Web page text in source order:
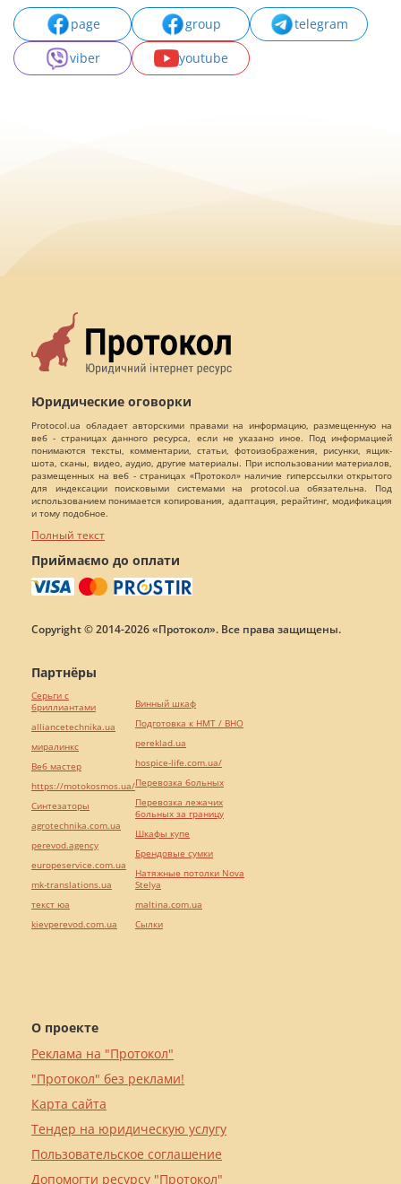
page group
telegram
viber
youtube
Юридические оговорки
Protocol.ua обладает авторскими правами на информацию, размещенную на
веб - страницах данного ресурса, если не указано иное. Под информацией
понимаются тексты, комментарии, статьи, фотоизображения, рисунки, ящик-
шота, сканы, видео, аудио, другие материалы. При использовании материалов,
размещенных на веб - страницах «Протокол» наличие гиперссылки открытого
для индексации поисковыми системами на protocol.ua обязательна. Под
использованием понимается копирования, адаптация, рерайтинг, модификация
и тому подобное.
Полный текст
Приймаємо до оплати
Copyright © 2014-2026 «Протокол». Все права защищены.
О проекте
Реклама на "Протокол"
"Протокол" без реклами!
Карта сайта
Тендер на юридическую услугу
Пользовательское соглашение
Допомогти ресурсу "Протокол"
Партнёры
Серьги с
бриллиантами
alliancetechnika.ua
миралинкс
Веб мастер
https://motokosmos.ua/
Синтезаторы
agrotechnika.com.ua
perevod.agency
europeservice.com.ua
mk-translations.ua
текст юа
kievperevod.com.ua
Винный шкаф
Подготовка к НМТ / ВНО
pereklad.ua
hospice-life.com.ua/
Перевозка больных
Перевозка лежачих
больных за границу
Шкафы купе
Брендовые сумки
Натяжные потолки Nova
Stelya
maltina.com.ua
Cылки